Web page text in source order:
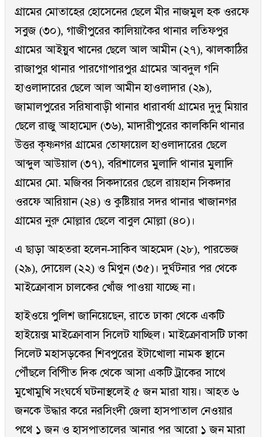
গ্রামের মোতাহের হোসেনের ছেলে মীর নাজমুল হক ওরফে
সবুজ (৩০), গাজীপুরের কালিয়াকৈর থানার লতিফপুর
গ্রামের আইয়ুব খানের ছেলে আল আমীন (২৭), ঝালকাঠির
রাজাপুর থানার পারগোপারপুর গ্রামের আবদুল গনি
হাওলাদারের ছেলে আল আমীন হাওলাদার (২৯),
জামালপুরের সরিষাবাড়ী থানার ধারাবর্ষা গ্রামের দুদু মিয়ার
ছেলে রাজু আহাম্মেদ (৩৬), মাদারীপুরের কালকিনি থানার
উত্তর কৃষ্ণনগর গ্রামের তোফায়েল হাওলাদারের ছেলে
আব্দুল আউয়াল (৩৭), বরিশালের মুলাদি থানার মুলাদি
গ্রামের মো. মজিবর সিকদারের ছেলে রায়হান সিকদার
ওরফে আরিয়ান (২৪) ও কুষ্টিয়ার সদর থানার খাজানগর
গ্রামের নুরু মোল্লার ছেলে বাবুল মোল্লা (৪০)।
এ ছাড়া আহতরা হলেন-সাকিব আহমেদ (২৮), পারভেজ
(২৯), দোয়েল (২২) ও মিথুন (৩৫)। দুর্ঘটনার পর থেকে
মাইক্রোবাস চালকের খোঁজ পাওয়া যাচ্ছে না।
হাইওয়ে পুলিশ জানিয়েছেন, রাতে ঢাকা থেকে একটি
হাইয়েক্স মাইক্রোবাস সিলেট যাচ্ছিল। মাইক্রোবাসটি ঢাকা
সিলেট মহাসড়কের শিবপুরের ইটাখোলা নামক স্থানে
পৌঁছলে বিপীিত দিক থেকে আসা একটি ট্রাকের সাথে
মুখোমুখি সংঘর্ষে ঘটনাস্থলেই ৫ জন মারা যায়। আহত ৬
জনকে উদ্ধার করে নরসিংদী জেলা হাসপাতাল নেওয়ার
পথে ১ জন ও হাসপাতালের আনার পর আরো ১ জন মারা